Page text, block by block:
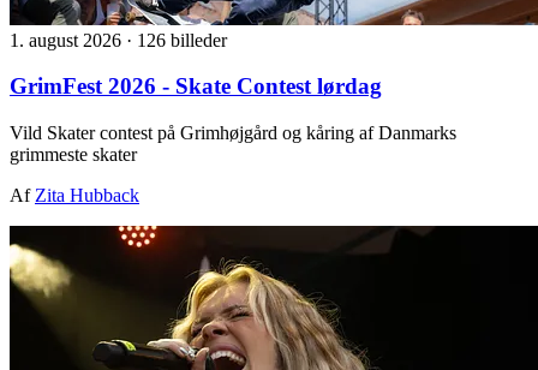
1. august 2026 · 126 billeder
GrimFest 2026 - Skate Contest lørdag
Vild Skater contest på Grimhøjgård og kåring af Danmarks
grimmeste skater
Af Zita Hubback